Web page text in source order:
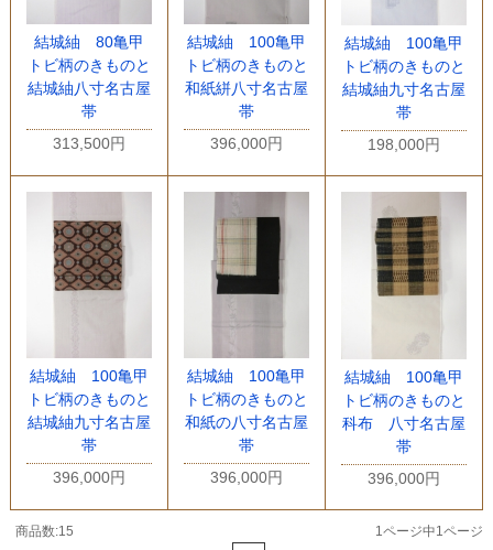
結城紬 80亀甲
トビ柄のきものと
結城紬八寸名古屋
帯
313,500円
結城紬 100亀甲
トビ柄のきものと
和紙絣八寸名古屋
帯
396,000円
結城紬 100亀甲
トビ柄のきものと
結城紬九寸名古屋
帯
198,000円
結城紬 100亀甲
トビ柄のきものと
結城紬九寸名古屋
帯
396,000円
結城紬 100亀甲
トビ柄のきものと
和紙の八寸名古屋
帯
396,000円
結城紬 100亀甲
トビ柄のきものと
科布 八寸名古屋
帯
396,000円
商品数:15
1ページ中1ページ